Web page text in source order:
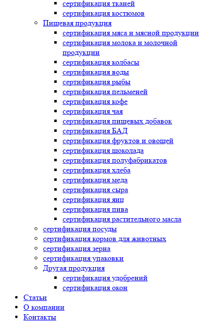
сертификация тканей
сертификация костюмов
Пищевая продукция
сертификация мяса и мясной продукции
сертификация молока и молочной
продукции
сертификация колбасы
сертификация воды
сертификация рыбы
сертификация пельменей
сертификация кофе
сертификация чая
сертификация пищевых добавок
сертификация БАД
сертификация фруктов и овощей
сертификация шоколада
сертификация полуфабрикатов
сертификация хлеба
сертификация меда
сертификация сыра
сертификация яиц
сертификация пива
сертификация растительного масла
сертификация посуды
сертификация кормов для животных
сертификация зерна
сертификация упаковки
Другая продукция
сертификация удобрений
сертификация окон
Статьи
О компании
Контакты